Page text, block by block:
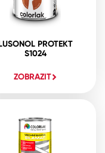
PROTEKT
S1024
ZOBRAZIT